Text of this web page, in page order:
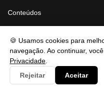
🍪 Usamos cookies para
navegação. Ao continuar,
Privacidade
Rejeitar
Aceitar
Conteúdos
Ads.txt
Llms.txt
Robots.txt